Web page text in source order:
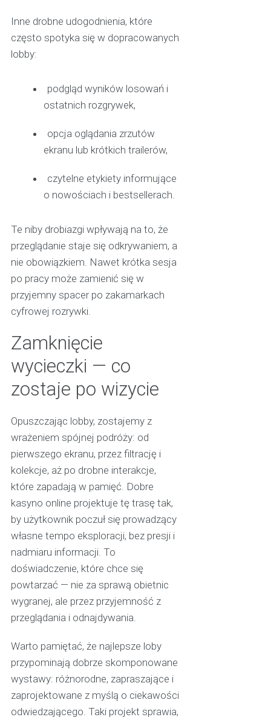
Inne drobne udogodnienia, które
często spotyka się w dopracowanych
lobby:
podgląd wyników losowań i
ostatnich rozgrywek,
opcja oglądania zrzutów
ekranu lub krótkich trailerów,
czytelne etykiety informujące
o nowościach i bestsellerach.
Te niby drobiazgi wpływają na to, że
przeglądanie staje się odkrywaniem, a
nie obowiązkiem. Nawet krótka sesja
po pracy może zamienić się w
przyjemny spacer po zakamarkach
cyfrowej rozrywki.
Zamknięcie
wycieczki — co
zostaje po wizycie
Opuszczając lobby, zostajemy z
wrażeniem spójnej podróży: od
pierwszego ekranu, przez filtrację i
kolekcje, aż po drobne interakcje,
które zapadają w pamięć. Dobre
kasyno online projektuje tę trasę tak,
by użytkownik poczuł się prowadzący
własne tempo eksploracji, bez presji i
nadmiaru informacji. To
doświadczenie, które chce się
powtarzać — nie za sprawą obietnic
wygranej, ale przez przyjemność z
przeglądania i odnajdywania.
Warto pamiętać, że najlepsze loby
przypominają dobrze skomponowane
wystawy: różnorodne, zapraszające i
zaprojektowane z myślą o ciekawości
odwiedzającego. Taki projekt sprawia,